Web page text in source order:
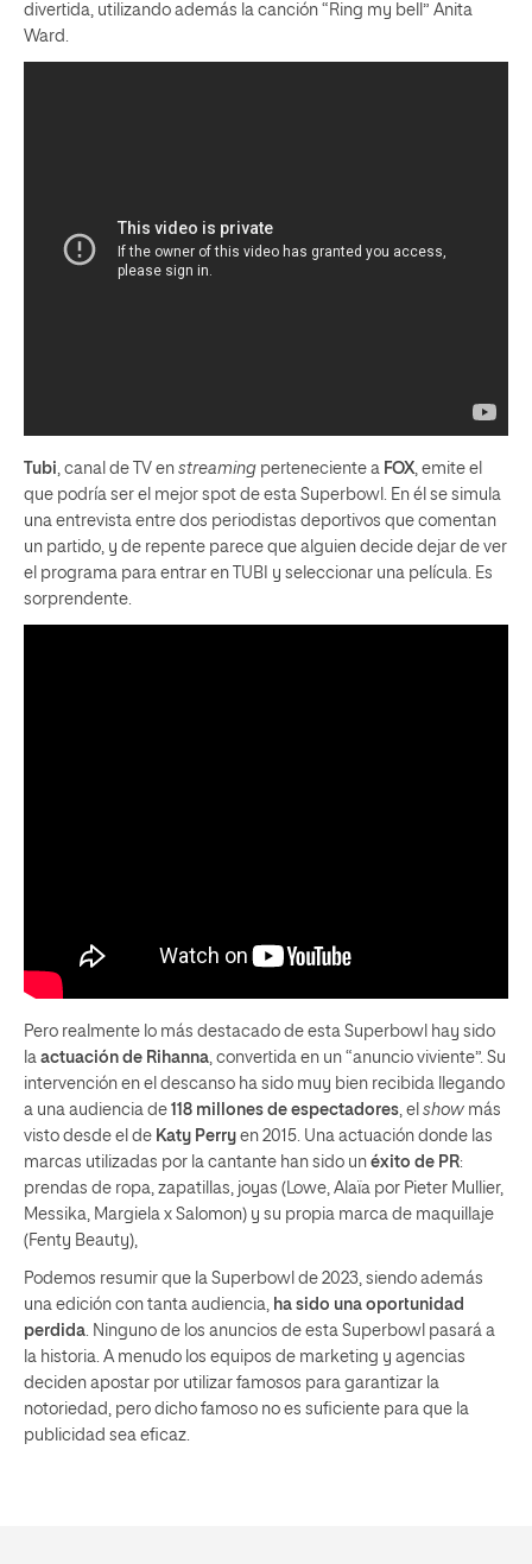
divertida, utilizando además la canción “Ring my bell” Anita
Ward.
Tubi , canal de TV en streaming perteneciente a FOX , emite el
que podría ser el mejor spot de esta Superbowl. En él se simula
una entrevista entre dos periodistas deportivos que comentan
un partido, y de repente parece que alguien decide dejar de ver
el programa para entrar en TUBI y seleccionar una película. Es
sorprendente.
Pero realmente lo más destacado de esta Superbowl hay sido
la actuación de Rihanna , convertida en un “anuncio viviente”. Su
intervención en el descanso ha sido muy bien recibida llegando
a una audiencia de 118 millones de espectadores , el show más
visto desde el de Katy Perry en 2015. Una actuación donde las
marcas utilizadas por la cantante han sido un éxito de PR:
prendas de ropa, zapatillas, joyas (Lowe, Alaïa por Pieter Mullier,
Messika, Margiela x Salomon) y su propia marca de maquillaje
(Fenty Beauty),
Podemos resumir que la Superbowl de 2023, siendo además
una edición con tanta audiencia,
ha sido una oportunidad
perdida . Ninguno de los anuncios de esta Superbowl pasará a
la historia. A menudo los equipos de marketing y agencias
deciden apostar por utilizar famosos para garantizar la
notoriedad, pero dicho famoso no es suficiente para que la
publicidad sea eficaz.